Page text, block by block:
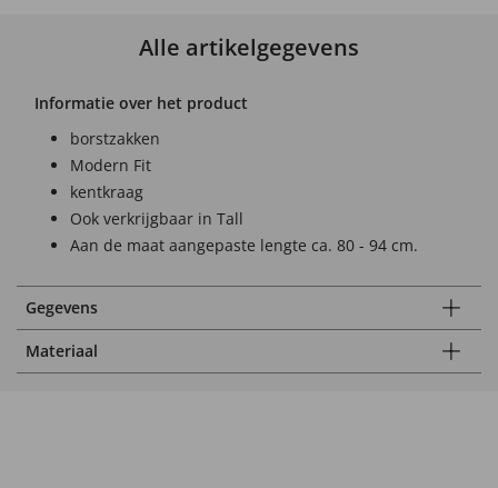
Alle artikelgegevens
Informatie over het product
borstzakken
Modern Fit
kentkraag
Ook verkrijgbaar in Tall
Aan de maat aangepaste lengte ca. 80 - 94 cm.
Gegevens
Materiaal